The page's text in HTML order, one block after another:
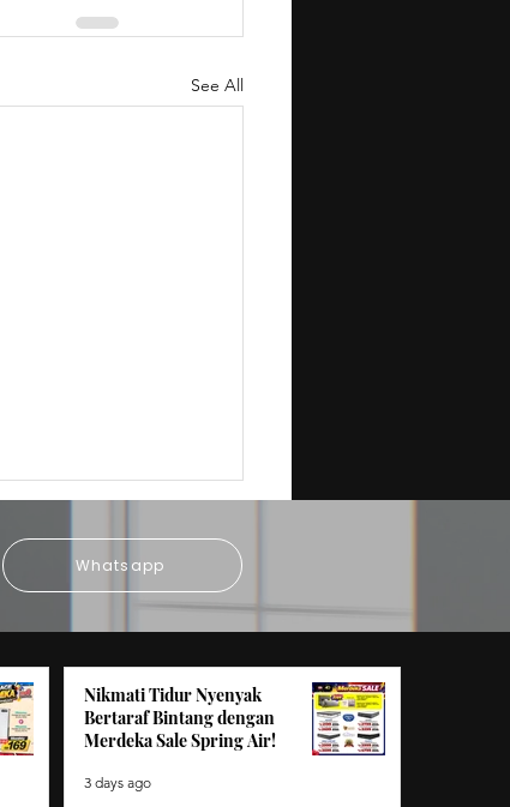
See All
Clearance
Pulang Telefon
dari RM49
Whatsapp
Nikmati Tidur Nyenyak
Bertaraf Bintang dengan
Merdeka Sale Spring Air!
3 days ago